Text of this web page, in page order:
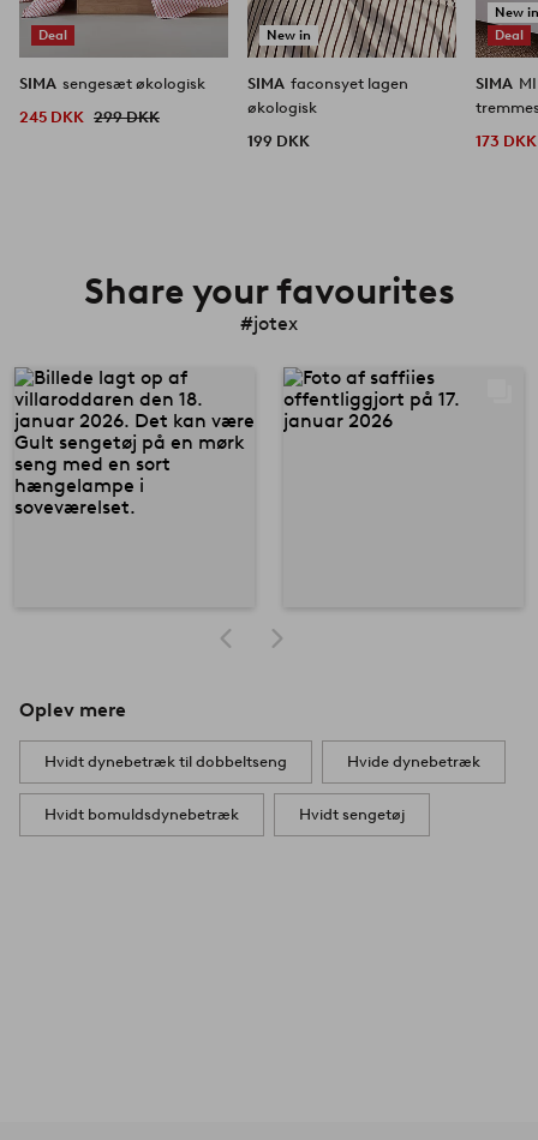
Deal
SIMA
sengesæt økologisk
245 DKK 299 DKK
New in
SIMA faconsyet lagen
økologisk
199 DKK
New
Deal
SIMA
173 DKK
Share your favourites
#jotex
Oplev mere
Hvidt dynebetræk til dobbeltseng Hvide dynebetræk
Hvidt bomuldsdynebetræk Hvidt sengetøj